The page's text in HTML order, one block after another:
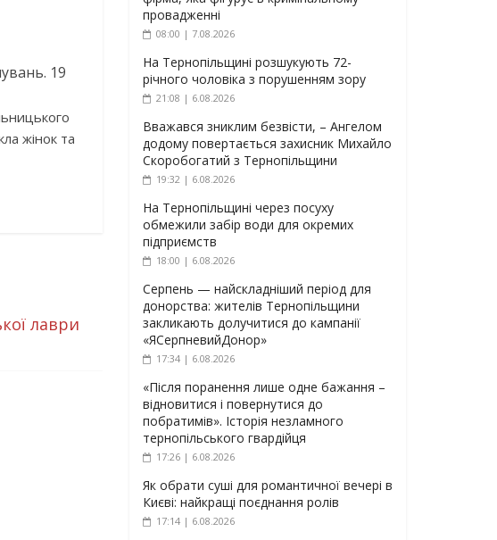
19
жінок та
лаври
провадженні
08:00 | 7.08.2026
На Тернопільщині розшукують 72-
річного чоловіка з порушенням зору
21:08 | 6.08.2026
Вважався зниклим безвісти, – Ангелом
додому повертається захисник Михайло
Скоробогатий з Тернопільщини
19:32 | 6.08.2026
На Тернопільщині через посуху
обмежили забір води для окремих
підприємств
18:00 | 6.08.2026
Серпень — найскладніший період для
донорства: жителів Тернопільщини
закликають долучитися до кампанії
«ЯСерпневийДонор»
17:34 | 6.08.2026
«Після поранення лише одне бажання –
відновитися і повернутися до
побратимів». Історія незламного
тернопільського гвардійця
17:26 | 6.08.2026
Як обрати суші для романтичної вечері в
Києві: найкращі поєднання ролів
17:14 | 6.08.2026